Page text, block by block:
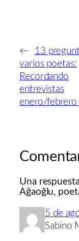
←
13
varios poetas:
Recordando
entrevistas
enero/
Una
Ağaoğlu,
5 de
Sabino